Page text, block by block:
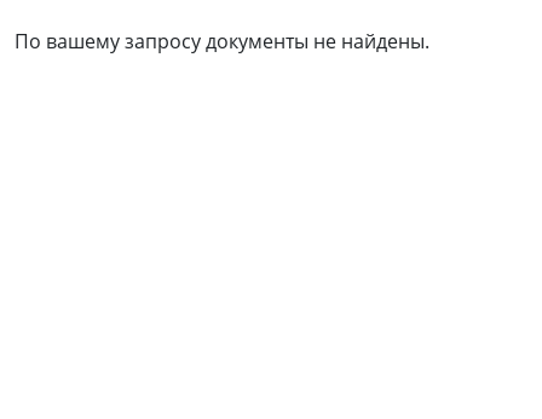
По вашему запросу документы не найдены.